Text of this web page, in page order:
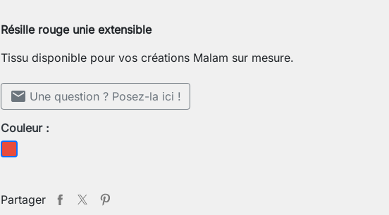
Résille rouge unie extensible
Tissu disponible pour vos créations Malam sur mesure.
mail Une question ? Posez-la ici !
Couleur :
Rouge
Partager